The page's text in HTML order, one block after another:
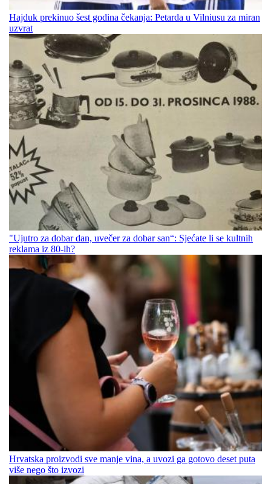
Hajduk prekinuo šest godina čekanja: Petarda u Vilniusu za miran
uzvrat
"Ujutro za dobar dan, uvečer za dobar san“: Sjećate li se kultnih
reklama iz 80-ih?
Hrvatska proizvodi sve manje vina, a uvozi ga gotovo deset puta
više nego što izvozi